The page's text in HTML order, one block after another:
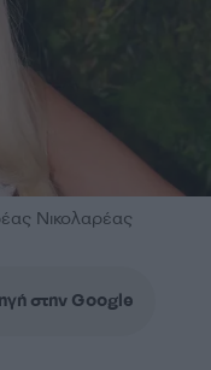
Νικολαρέας
στην Google